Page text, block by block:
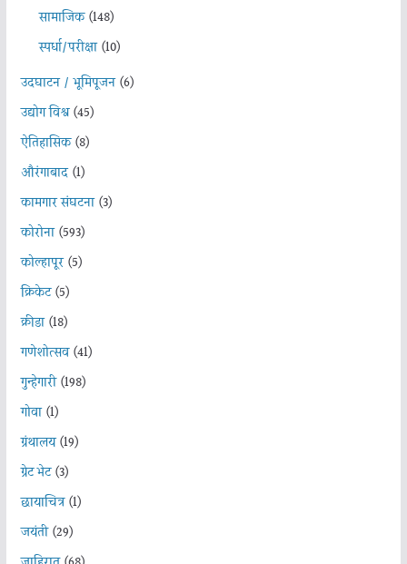
सामाजिक(148)
स्पर्धा/परीक्षा(10)
उदघाटन / भूमिपूजन(6)
उद्योग विश्व(45)
ऐतिहासिक(8)
औरंगाबाद(1)
कामगार संघटना(3)
कोरोना(593)
कोल्हापूर(5)
क्रिकेट(5)
क्रीडा(18)
गणेशोत्सव(41)
गुन्हेगारी(198)
गोवा(1)
ग्रंथालय(19)
ग्रेट भेट(3)
छायाचित्र(1)
जयंती(29)